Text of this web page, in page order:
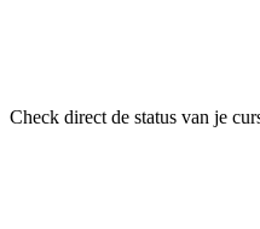
Check direct de status van je